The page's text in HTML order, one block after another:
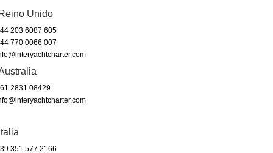
Unido
203 6087 605
770 0066 007
2831 08429
351 577 2166